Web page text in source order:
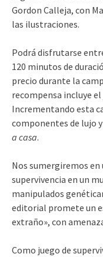
Gordon Calleja, con
las ilustraciones.
Podrá disfrutarse
120 minutos de
precio durante la
recompensa incluye
Incrementando esta
componentes de lujo
a casa.
Nos sumergiremos
supervivencia en un
manipulados
editorial promete un
extraño», con
Como juego de